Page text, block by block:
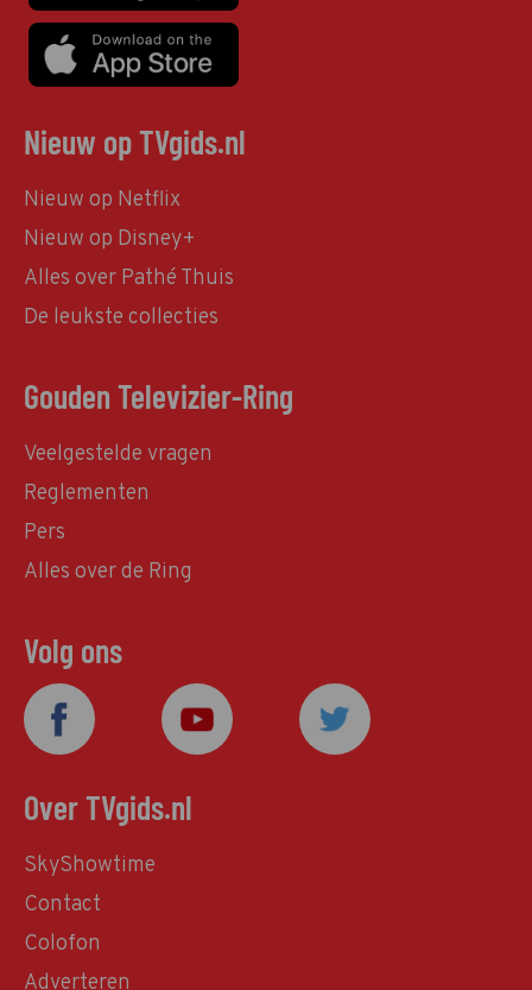
Nieuw op TVgids.nl
Nieuw op Netflix
Nieuw op Disney+
Alles over Pathé Thuis
De leukste collecties
Gouden Televizier-Ring
Veelgestelde vragen
Reglementen
Pers
Alles over de Ring
Volg ons
Over TVgids.nl
SkyShowtime
Contact
Colofon
Adverteren